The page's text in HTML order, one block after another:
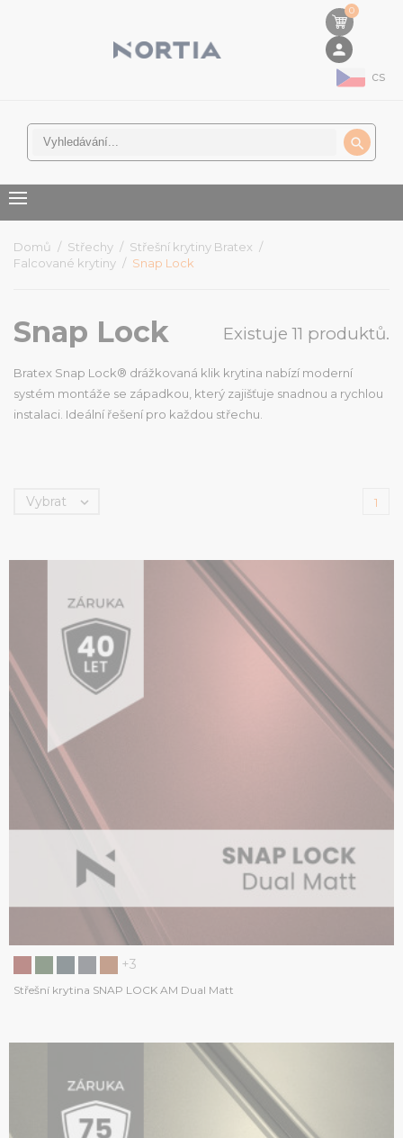
0
person
cs

Domů Střechy
Střešní krytiny Bratex
Falcované krytiny
Snap Lock
Snap Lock Existuje 11 produktů.
Bratex Snap Lock® drážkovaná klik krytina nabízí moderní
systém montáže se západkou, který zajišťuje snadnou a rychlou
instalaci. Ideální řešení pro každou střechu.
Vybrat  1
+3
Střešní krytina SNAP LOCK AM Dual Matt